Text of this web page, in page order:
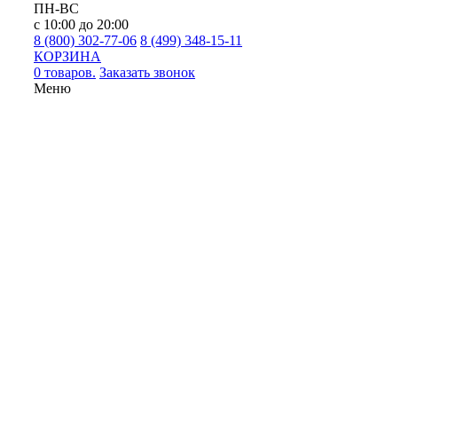
ПН-ВС
с 10:00 до 20:00
8 (800) 302-77-06 8 (499) 348-15-11
КОРЗИНА
0 товаров. Заказать звонок
Меню